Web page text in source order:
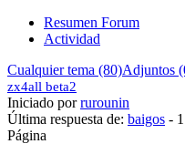
Resumen Forum
Actividad
Cualquier tema (80)Adjuntos
zx4all beta2
Iniciado porrurounin
Última respuesta de: baigos -
Página